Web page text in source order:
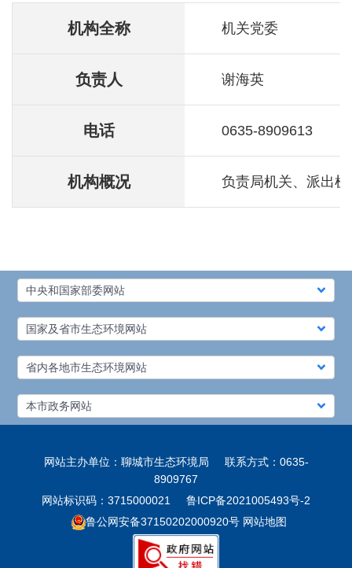
机构全称 机关党委
负责人 谢海英
电话 0635-8909613
机构概况 负责局机关、派出
中央和国家部委网站
国家及省市生态环境网站
省内各地市生态环境网站
本市政务网站
网站主办单位：聊城市生态环境局
联系方式：0635-
8909767
网站标识码：3715000021
鲁ICP备2021005493号-2
鲁公网安备37150202000920号 网站地图